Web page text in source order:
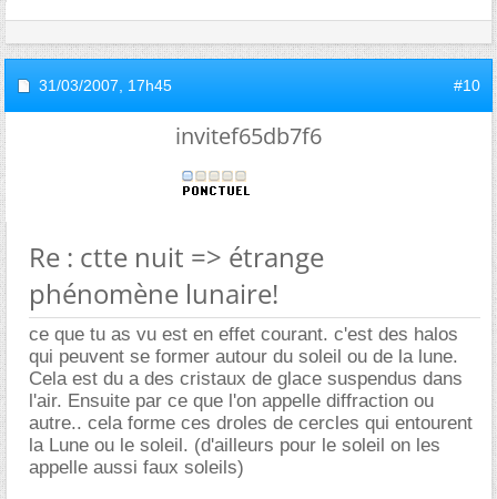
31/03/2007, 17h45 #10
invitef65db7f6
Re : ctte nuit => étrange
phénomène lunaire!
ce que tu as vu est en effet courant. c'est des halos
qui peuvent se former autour du soleil ou de la lune.
Cela est du a des cristaux de glace suspendus dans
l'air. Ensuite par ce que l'on appelle diffraction ou
autre.. cela forme ces droles de cercles qui entourent
la Lune ou le soleil. (d'ailleurs pour le soleil on les
appelle aussi faux soleils)